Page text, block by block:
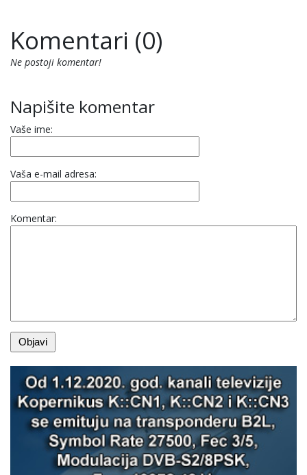
Komentari (0)
Ne postoji komentar!
Napišite komentar
Vaše ime:
Vaša e-mail adresa:
Komentar: